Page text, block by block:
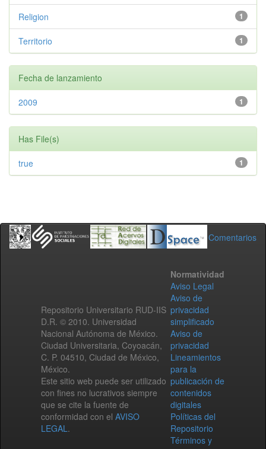
1
Religion
1
Territorio
Fecha de lanzamiento
1
2009
Has File(s)
1
true
Comentarios
Repositorio Universitario RUD-IIS
D.R. © 2010. Universidad
Nacional Autónoma de México.
Ciudad Universitaria, Coyoacán,
C. P. 04510, Ciudad de México,
México.
Este sitio web puede ser utilizado
con fines no lucrativos siempre
que se cite la fuente de
conformidad con el AVISO
LEGAL.
Normatividad
Aviso Legal
Aviso de
privacidad
simplificado
Aviso de
privacidad
Lineamientos
para la
publicación de
contenidos
digitales
Políticas del
Repositorio
Términos y